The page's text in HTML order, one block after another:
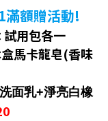
滿額贈活動!
用包各一
馬卡龍皂(香味
面乳+淨亮白橡